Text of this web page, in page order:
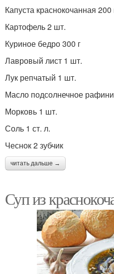
Капуста краснокочанная 200
Картофель 2 шт.
Куриное бедро 300 г
Лавровый лист 1 шт.
Лук репчатый 1 шт.
Масло подсолнечное
Морковь 1 шт.
Соль 1 ст. л.
Чеснок 2 зубчик
читать дальше →
Суп из